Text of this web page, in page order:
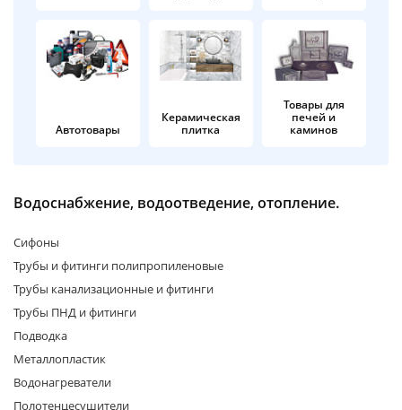
Автотовары
Керамическая
плитка
Товары для
печей и
каминов
Водоснабжение, водоотведение, отопление.
Сифоны
Трубы и фитинги полипропиленовые
Трубы канализационные и фитинги
Трубы ПНД и фитинги
Подводка
Металлопластик
Водонагреватели
Полотенцесушители
раз в 2
недели
plait.ru